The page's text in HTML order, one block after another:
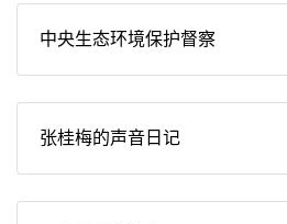
中央生态环境保护督察
张桂梅的声音日记